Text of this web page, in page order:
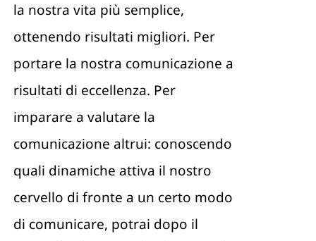
la nostra vita più semplice,
ottenendo risultati migliori. Per
portare la nostra comunicazione a
risultati di eccellenza. Per
imparare a valutare la
comunicazione altrui: conoscendo
quali dinamiche attiva il nostro
cervello di fronte a un certo modo
di comunicare, potrai dopo il